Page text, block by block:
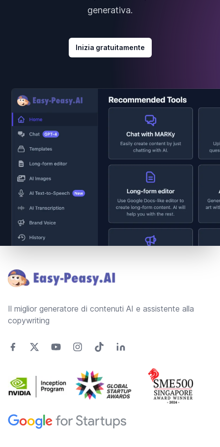
generativa.
Inizia gratuitamente
Il miglior generatore di contenuti AI e assistente alla
copywriting